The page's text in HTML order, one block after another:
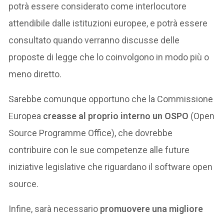
potrà essere considerato come interlocutore
attendibile dalle istituzioni europee, e potrà essere
consultato quando verranno discusse delle
proposte di legge che lo coinvolgono in modo più o
meno diretto.
Sarebbe comunque opportuno che la Commissione
Europea creasse al proprio interno un OSPO (Open
Source Programme Office), che dovrebbe
contribuire con le sue competenze alle future
iniziative legislative che riguardano il software open
source.
Infine, sarà necessario promuovere una migliore